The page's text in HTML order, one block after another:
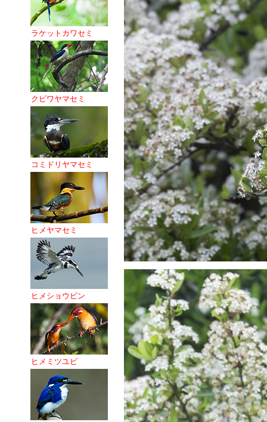
ラケットカワセミ
クビワヤマセミ
コミドリヤマセミ
ヒメヤマセミ
ヒメショウビン
ヒメミツユビ